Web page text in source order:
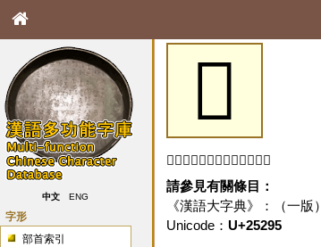
中文 ENG
字形
部首索引
𥊕
「𥊕」字未收錄於本資料庫。
請參見有關條目：
《漢語大字典》：（一版）
Unicode： U+25295